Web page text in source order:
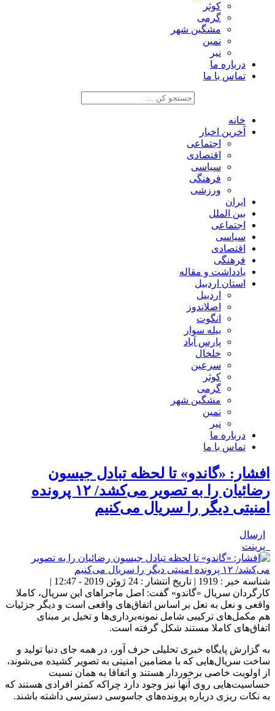
کوثر
گرمی
مشگین شهر
نمین
نیر
درباره ما
تماس با ما
خانه
آخرین اخبار
اجتماعی
اقتصادی
سیاسی
فرهنگی
ورزشی
ایران
بین الملل
اجتماعی
سیاسی
اقتصادی
فرهنگی
یادداشت و مقاله
استان اردبیل
اردبیل
اصلاندوز
انگوت
بیله سوار
پارس آباد
خلخال
سرعین
کوثر
گرمی
مشگین شهر
نمین
نیر
درباره ما
تماس با ما
افشار: «گاندو» تا لحظه تبادل جیسون
رضائیان را به تصویر می‌کشد/ ۱۲ پرونده
امنیتی دیگر را سریال می‌کنیم
ارسال
پرینت
شناسه خبر : 1919 | تاریخ انتشار : 24 ژوئن 2019 - 12:47 |
کارگردان سریال «گاندو» گفت: اصل ماجراهای این سریال، کاملا
واقعی و نعل به نعل بر اساس اتفاق‌های واقعی است و دیگر جزئیات
هم مکمل‌های ترکیبی شامل نمونه‌برداری‌ها و تخیل بر مبنای
اتفاق‌های کاملا مستند شکل گرفته است.
به گزارش پایگاه خبری تحلیلی حرف آور، در همه جای دنیا تولید و
ساخت سریال‌هایی که با مضامین امنیتی به تصویر کشیده می‌شوند،
از اولویت خاصی برخوردار هستند و اتفاقا به همان نسبت
حساسیت‌هایی روی آنها نیز وجود دارد چراکه کمتر افرادی هستند که
به نکات ریزی درباره پرونده‌های جاسوسی دسترسی داشته باشند.